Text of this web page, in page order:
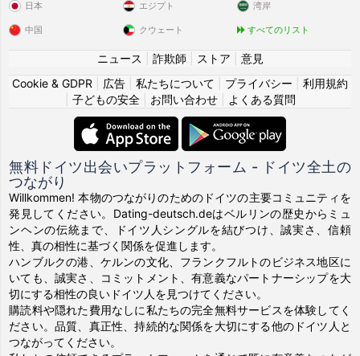
日本
中国
エジプト
クウェート
湾岸
すべてのリスト
ニュース 詐欺師 ストア
意見
Cookie & GDPR
広告 私たちについて プライバシー
利用規約
子どもの安全| お問い合わせ| よくある質問
無料ドイツ出会いプラットフォーム - ドイツ全土の
つながり
Willkommen! 本物のつながりのためのドイツの主要コミュニティを
発見してください。Dating-deutsch.deはベルリンの歴史からミュ
ンヘンの伝統まで、ドイツ人シングルを結びつけ、誠実さ、信頼
性、真の相性に基づく関係を促進します。
ハンブルクの港、ケルンの文化、フランクフルトのビジネス地区に
いても、誠実さ、コミットメント、有意義なパートナーシップを大
切にする相性の良いドイツ人を見つけてください。
購読料や隠れた費用なしに私たちの完全無料サービスを体験してく
ださい。品質、真正性、持続的な関係を大切にする他のドイツ人と
つながってください。